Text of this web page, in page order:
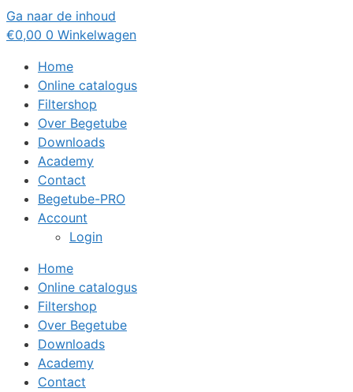
Ga naar de inhoud
€0,00 0 Winkelwagen
Home
Online catalogus
Filtershop
Over Begetube
Downloads
Academy
Contact
Begetube-PRO
Account
Login
Home
Online catalogus
Filtershop
Over Begetube
Downloads
Academy
Contact